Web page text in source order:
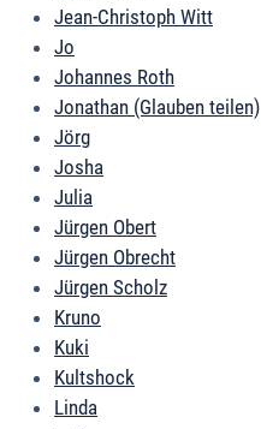
Jean-Christoph Witt
Jo
Johannes Roth
Jonathan (Glauben teilen)
Jörg
Josha
Julia
Jürgen Obert
Jürgen Obrecht
Jürgen Scholz
Kruno
Kuki
Kultshock
Linda